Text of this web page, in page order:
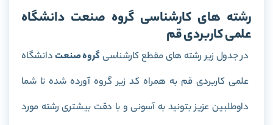
رشته های کارشناسی گروه صنعت دانشگاه
علمی کاربردی قم
در جدول زیر رشته های مقطع کارشناسیگروه صنعتدانشگاه
علمی کاربردی قم به همراه کد زیر گروه آورده شده تا شما
داوطلبین عزیز بتونید به آسونی و با دقت بیشتری رشته مورد